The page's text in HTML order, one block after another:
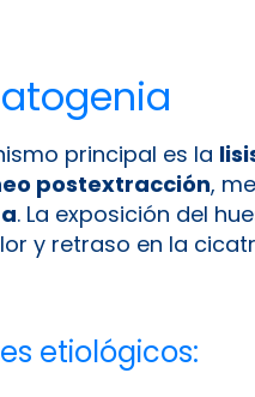
principal es la
postextracción,
. La exposición del
y retraso en la
etiológicos: